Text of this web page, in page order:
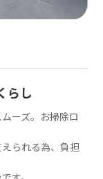
らし
ーズ。お掃除ロ
られる為、負担